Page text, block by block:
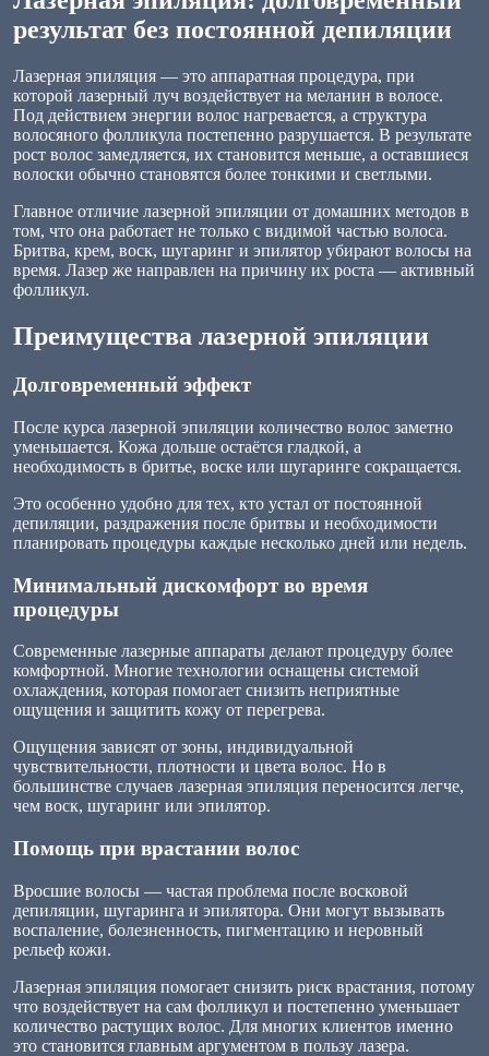
результат без постоянной депиляции
Лазерная эпиляция — это аппаратная процедура, при
которой лазерный луч воздействует на меланин в волосе.
Под действием энергии волос нагревается, а структура
волосяного фолликула постепенно разрушается. В результате
рост волос замедляется, их становится меньше, а оставшиеся
волоски обычно становятся более тонкими и светлыми.
Главное отличие лазерной эпиляции от домашних методов в
том, что она работает не только с видимой частью волоса.
Бритва, крем, воск, шугаринг и эпилятор убирают волосы на
время. Лазер же направлен на причину их роста — активный
фолликул.
Преимущества лазерной эпиляции
Долговременный эффект
После курса лазерной эпиляции количество волос заметно
уменьшается. Кожа дольше остаётся гладкой, а
необходимость в бритье, воске или шугаринге сокращается.
Это особенно удобно для тех, кто устал от постоянной
депиляции, раздражения после бритвы и необходимости
планировать процедуры каждые несколько дней или недель.
Минимальный дискомфорт во время
процедуры
Современные лазерные аппараты делают процедуру более
комфортной. Многие технологии оснащены системой
охлаждения, которая помогает снизить неприятные
ощущения и защитить кожу от перегрева.
Ощущения зависят от зоны, индивидуальной
чувствительности, плотности и цвета волос. Но в
большинстве случаев лазерная эпиляция переносится легче,
чем воск, шугаринг или эпилятор.
Помощь при врастании волос
Вросшие волосы — частая проблема после восковой
депиляции, шугаринга и эпилятора. Они могут вызывать
воспаление, болезненность, пигментацию и неровный
рельеф кожи.
Лазерная эпиляция помогает снизить риск врастания, потому
что воздействует на сам фолликул и постепенно уменьшает
количество растущих волос. Для многих клиентов именно
это становится главным аргументом в пользу лазера.